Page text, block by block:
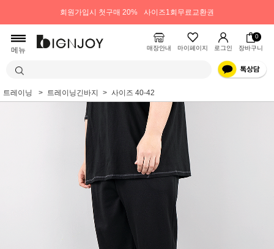
회원가입시 첫구매 20% 사이즈1회무료교환권
메뉴 매장안내 마이페이지 로그인
0
장바구니
트레이닝 트레이닝긴바지 사이즈 40-42